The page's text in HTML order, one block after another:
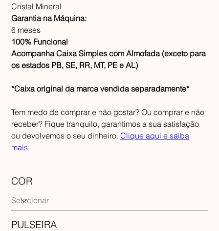
Cristal Mineral
Garantia na Máquina:
6 meses
100% Funcional
Acompanha Caixa Simples com Almofada (exceto para
os estados PB, SE, RR, MT, PE e AL)
*Caixa original da marca vendida separadamente*
Tem medo de comprar e não gostar? Ou comprar e não
receber? Fique tranquilo, garantimos a sua satisfação
ou devolvemos o seu dinheiro.Clique aqui e saiba
mais.
COR
PULSEIRA